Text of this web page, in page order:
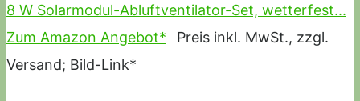
8 W Solarmodul-Abluftventilator-Set, wetterfest...
Zum Amazon Angebot*
Preis inkl. MwSt., zzgl.
Versand; Bild-Link*